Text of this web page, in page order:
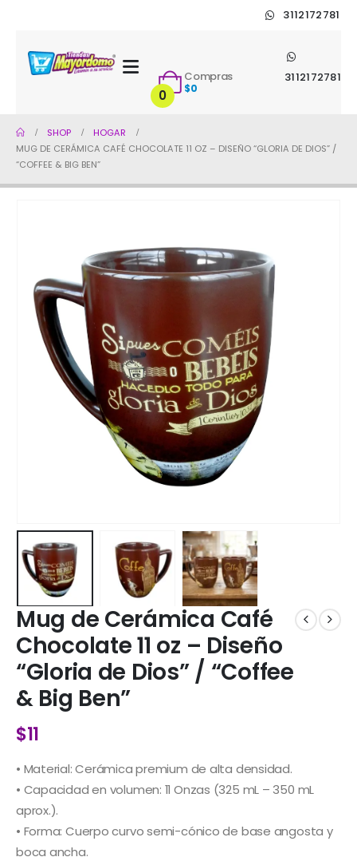
3112172781
3112172781
0
Compras
$0
SHOP
HOGAR
MUG DE CERÁMICA CAFÉ CHOCOLATE 11 OZ – DISEÑO “GLORIA DE DIOS” /
“COFFEE & BIG BEN”
Mug de Cerámica Café
Chocolate 11 oz – Diseño
“Gloria de Dios” / “Coffee
& Big Ben”
$11
• Material: Cerámica premium de alta densidad.
• Capacidad en volumen: 11 Onzas (325 mL – 350 mL
aprox.).
• Forma: Cuerpo curvo semi-cónico de base angosta y
boca ancha.